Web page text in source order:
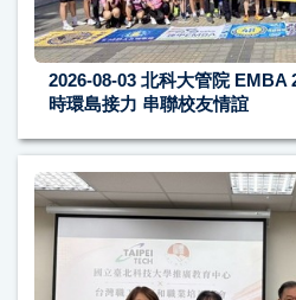
2026-08-03北科大管院 EMBA
時環島接力 串聯校友情誼